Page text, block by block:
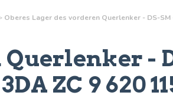
Oberes Lager des vorderen Querlenker - DS-SM
-
3DA ZC 9 620